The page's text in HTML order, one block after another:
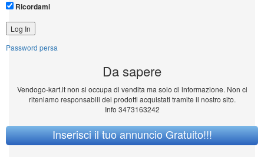
Ricordami
Password persa
Da sapere
Vendogo-kart.it non si occupa di vendita ma solo di informazione. Non ci
riteniamo responsabili dei prodotti acquistati tramite il nostro sito.
Info 3473163242
Inserisci il tuo annuncio Gratuito!!!